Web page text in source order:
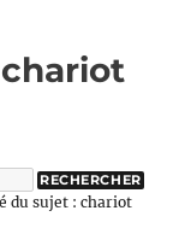
du sujet : chariot